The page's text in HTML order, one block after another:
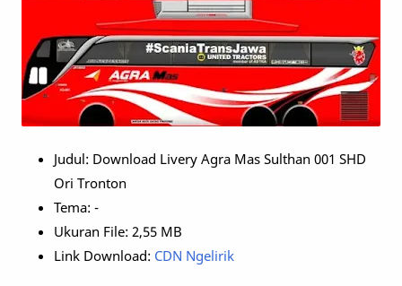
Judul: Download Livery Agra Mas Sulthan 001 SHD
Ori Tronton
Tema: -
Ukuran File: 2,55 MB
Link Download: CDN Ngelirik